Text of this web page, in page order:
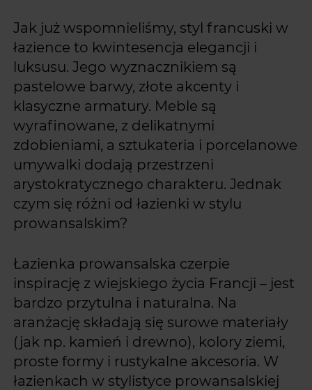
Jak już wspomnieliśmy, styl francuski w
łazience to kwintesencja elegancji i
luksusu. Jego wyznacznikiem są
pastelowe barwy, złote akcenty i
klasyczne armatury. Meble są
wyrafinowane, z delikatnymi
zdobieniami, a sztukateria i porcelanowe
umywalki dodają przestrzeni
arystokratycznego charakteru. Jednak
czym się różni od łazienki w stylu
prowansalskim?
Łazienka prowansalska czerpie
inspirację z wiejskiego życia Francji – jest
bardzo przytulna i naturalna. Na
aranżację składają się surowe materiały
(jak np. kamień i drewno), kolory ziemi,
proste formy i rustykalne akcesoria. W
łazienkach w stylistyce prowansalskiej